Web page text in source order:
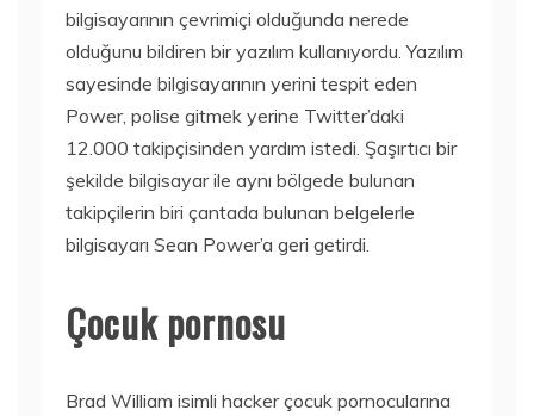
bilgisayarının çevrimiçi olduğunda nerede
olduğunu bildiren bir yazılım kullanıyordu. Yazılım
sayesinde bilgisayarının yerini tespit eden
Power, polise gitmek yerine Twitter’daki
12.000 takipçisinden yardım istedi. Şaşırtıcı bir
şekilde bilgisayar ile aynı bölgede bulunan
takipçilerin biri çantada bulunan belgelerle
bilgisayarı Sean Power’a geri getirdi.
Çocuk pornosu
Brad William isimli hacker çocuk pornocularına